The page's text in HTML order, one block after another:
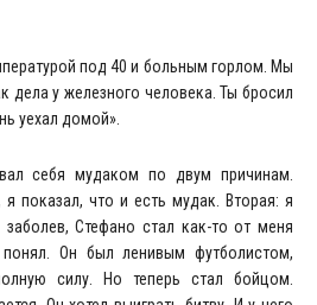
под 40 и больным горлом. Мы
дела у железного человека. Ты бросил
уехал домой».
себя мудаком по двум причинам.
я показал, что и есть мудак. Вторая: я
Стефано стал как-то от меня
Он был ленивым футболистом,
силу. Но теперь стал бойцом.